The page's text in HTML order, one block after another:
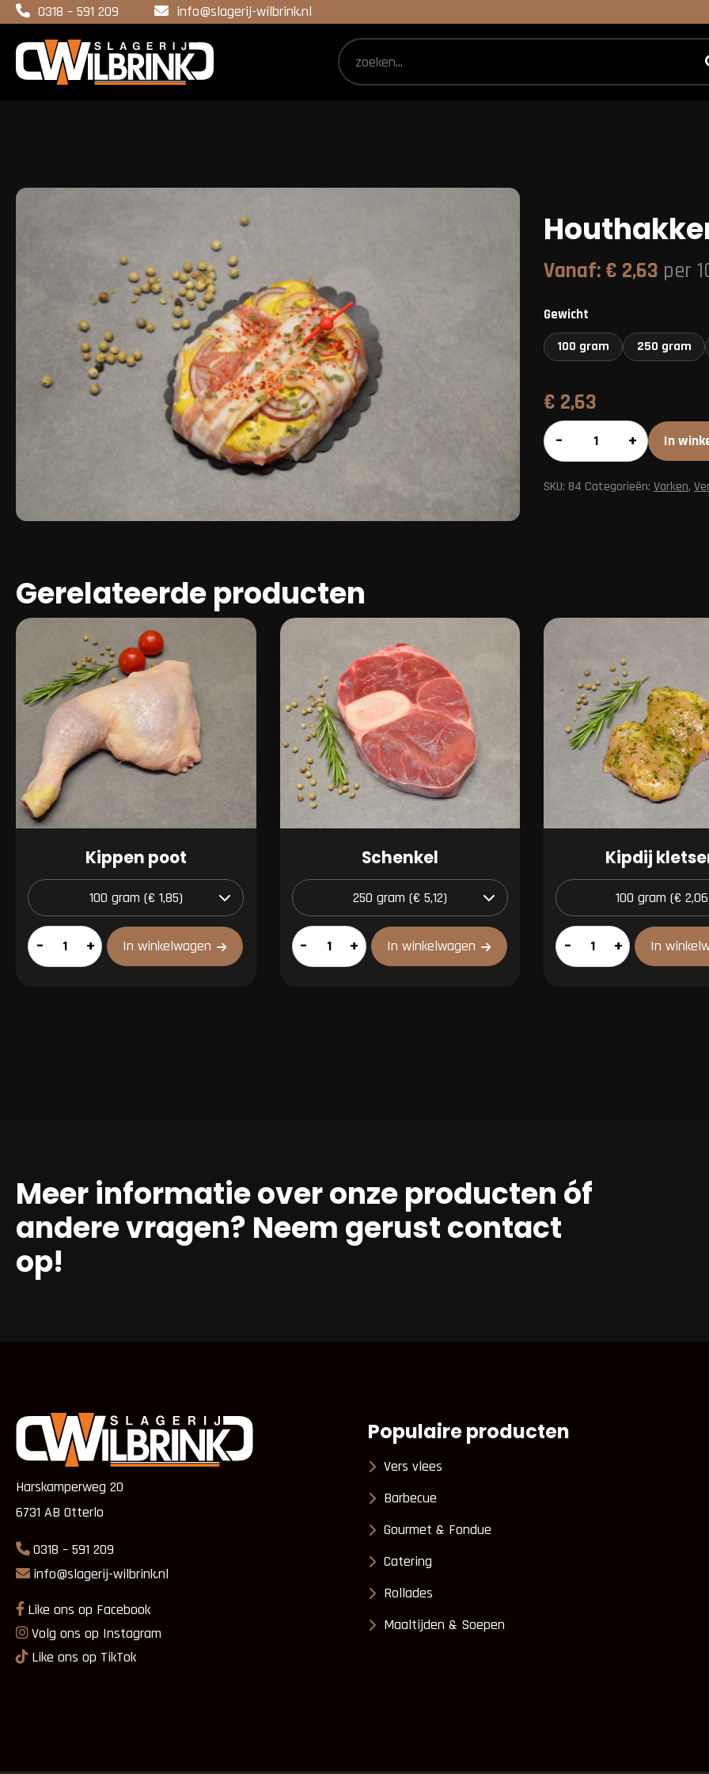
0318 – 591 209 info@slagerij-wilbrink.nl
Vanaf: € 2,63 per
Gewicht
100 gram 250 gram
€ 2,63
Houthakkers
steak
aantal
– + In
SKU: 84 Categorieën: Varken,
Gerelateerde producten
Kippen poot
Kippen
poot
– + In winkelwagen
Schenkel
Schenkel
aantal
– + In winkelwagen
Kipdij
Kipdij
kletsers
– + In
Meer informatie over onze producten óf
andere vragen? Neem gerust contact
op!
Harskamperweg 20
6731 AB Otterlo
0318 – 591 209
info@slagerij-wilbrink.nl
Like ons op Facebook
Volg ons op Instagram
Like ons op TikTok
Populaire producten
Vers vlees
Barbecue
Gourmet & Fondue
Catering
Rollades
Maaltijden & Soepen